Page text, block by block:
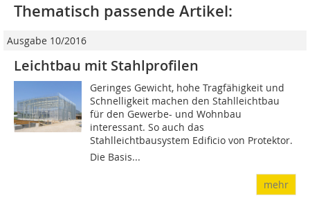
Thematisch passende Artikel:
Ausgabe 10/2016
Leichtbau mit Stahlprofilen
Geringes Gewicht, hohe Tragfähigkeit und
Schnelligkeit machen den Stahlleichtbau
für den Gewerbe- und Wohnbau
interessant. So auch das
Stahlleichtbausystem Edificio von Protektor.
Die Basis...
mehr